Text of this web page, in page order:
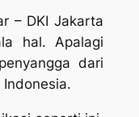
– DKI Jakarta
hal. Apalagi
dari